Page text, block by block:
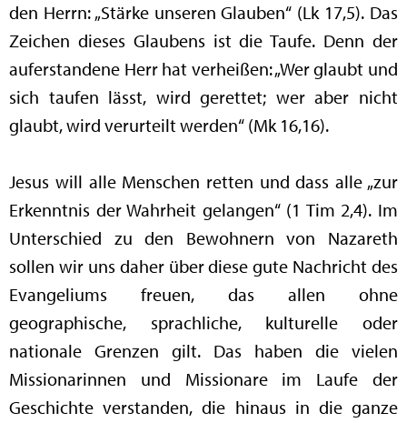
den Herrn: „Stärke unseren Glauben“ (Lk 17,5). Das
Zeichen dieses Glaubens ist die Taufe. Denn der
auferstandene Herr hat verheißen: „Wer glaubt und
sich taufen lässt, wird gerettet; wer aber nicht
glaubt, wird verurteilt werden“ (Mk 16,16).
Jesus will alle Menschen retten und dass alle „zur
Erkenntnis der Wahrheit gelangen“ (1 Tim 2,4). Im
Unterschied zu den Bewohnern von Nazareth
sollen wir uns daher über diese gute Nachricht des
Evangeliums freuen, das allen ohne
geographische, sprachliche, kulturelle oder
nationale Grenzen gilt. Das haben die vielen
Missionarinnen und Missionare im Laufe der
Geschichte verstanden, die hinaus in die ganze